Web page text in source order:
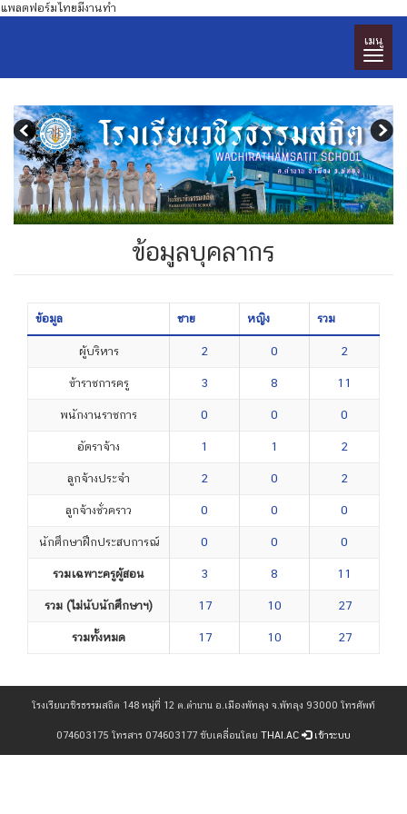
แพลตฟอร์มไทยมีงานทำ
เมนู
ข้อมูลบุคลากร
ข้อมูล ชาย หญิง รวม
ผู้บริหาร 2 0 2
ข้าราชการครู 3 8 11
พนักงานราชการ 0 0 0
อัตราจ้าง 1 1 2
ลูกจ้างประจำ 2 0 2
ลูกจ้างชั่วคราว 0 0 0
นักศึกษาฝึกประสบการณ์ 0 0 0
รวมเฉพาะครูผู้สอน 3 8 11
รวม (ไม่นับนักศึกษาฯ) 17 10 27
รวมทั้งหมด 17 10 27
โรงเรียนวชิรธรรมสถิต 148 หมู่ที่ 12 ต.ตำนาน อ.เมืองพัทลุง จ.พัทลุง 93000 โทรศัพท์
074603175 โทรสาร 074603177 ขับเคลื่อนโดย THAI.AC เข้าระบบ